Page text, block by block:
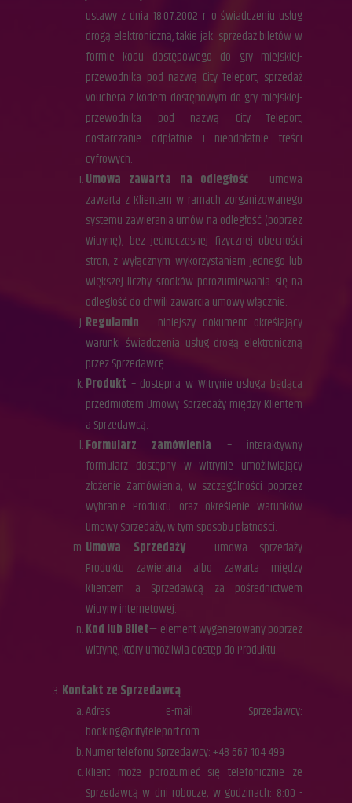
ustawy z dnia 18.07.2002 r. o świadczeniu usług
drogą elektroniczną, takie jak: sprzedaż biletów w
formie kodu dostępowego do gry miejskiej-
przewodnika pod nazwą City Teleport, sprzedaż
vouchera z kodem dostępowym do gry miejskiej-
przewodnika pod nazwą City Teleport,
dostarczanie odpłatnie i nieodpłatnie treści
cyfrowych.
Umowa zawarta na odległość – umowa
zawarta z Klientem w ramach zorganizowanego
systemu zawierania umów na odległość (poprzez
Witrynę), bez jednoczesnej fizycznej obecności
stron, z wyłącznym wykorzystaniem jednego lub
większej liczby środków porozumiewania się na
odległość do chwili zawarcia umowy włącznie.
Regulamin – niniejszy dokument określający
warunki świadczenia usług drogą elektroniczną
przez Sprzedawcę.
Produkt – dostępna w Witrynie usługa będąca
przedmiotem Umowy Sprzedaży między Klientem
a Sprzedawcą.
Formularz zamówienia – interaktywny
formularz dostępny w Witrynie umożliwiający
złożenie Zamówienia, w szczególności poprzez
wybranie Produktu oraz określenie warunków
Umowy Sprzedaży, w tym sposobu płatności.
Umowa Sprzedaży– umowa sprzedaży
Produktu zawierana albo zawarta między
Klientem a Sprzedawcą za pośrednictwem
Witryny internetowej.
Kod lub Bilet— element wygenerowany poprzez
Witrynę, który umożliwia dostęp do Produktu.
Kontakt ze Sprzedawcą
Adres e-mail Sprzedawcy:
booking@cityteleport.com
Numer telefonu Sprzedawcy: +48 667 104 499
Klient może porozumieć się telefonicznie ze
Sprzedawcą w dni robocze, w godzinach: 8:00 -